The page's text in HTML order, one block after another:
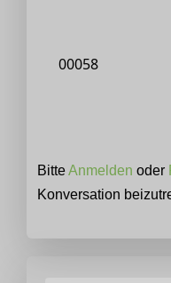
00058
BitteAnmelden oder
Konversation